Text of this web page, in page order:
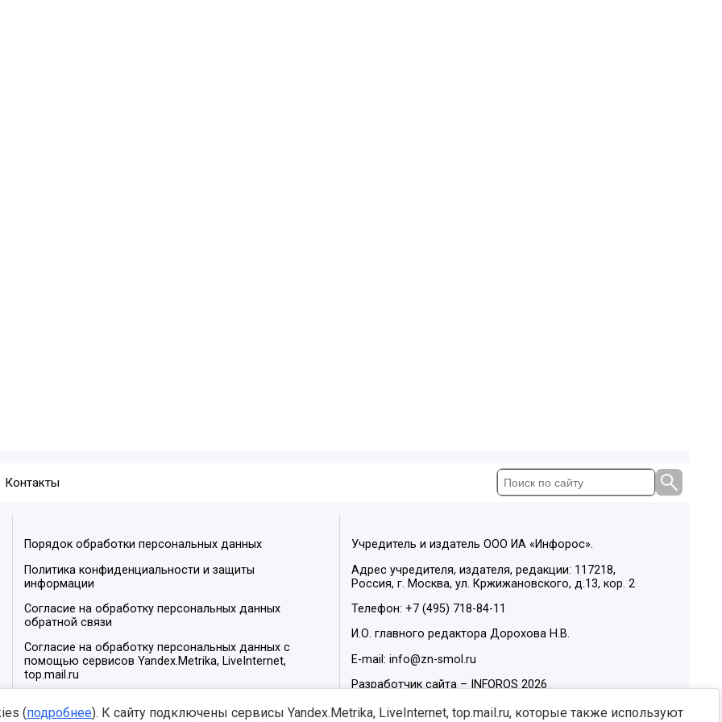
Контакты
Порядок обработки персональных данных
Политика конфиденциальности и защиты
информации
Согласие на обработку персональных данных
обратной связи
Согласие на обработку персональных данных с
помощью сервисов Yandex.Metrika, LiveInternet,
top.mail.ru
Учредитель и издатель ООО ИА «Инфорос».
Адрес учредителя, издателя, редакции: 117218,
Россия, г. Москва, ул. Кржижановского, д.13, кор. 2
Телефон: +7 (495) 718-84-11
И.О. главного редактора Дорохова Н.В.
E-mail: info@zn-smol.ru
Разработчик сайта –
INFOROS 2026
Мы в социальных сетях:
(подробнее). К сайту подключены сервисы Yandex.Metrika, LiveInternet, top.mail.ru, которые также используют